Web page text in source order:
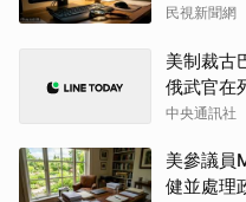
民視新聞網
美制裁古
俄武官在
中央通訊社
美參議
健並處理